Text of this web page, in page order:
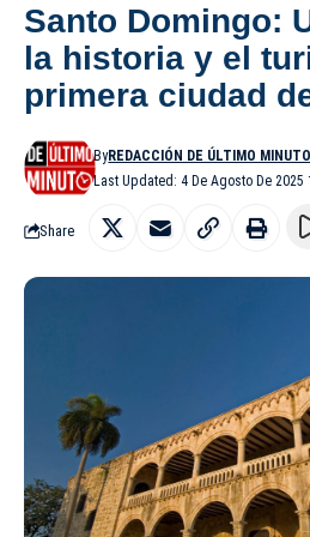
Santo Domingo:
la historia y el
primera ciudad
Last Updated: 4 De Agosto De 2025
ByREDACCIÓN DE ÚLTIMO MINUTO
Share